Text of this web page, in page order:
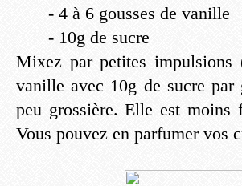
- 4 à 6 gousses de vanille
- 10g de sucre
Mixez par petites impulsions
vanille avec 10g de sucre par
peu grossière. Elle est moins
Vous pouvez en parfumer vos